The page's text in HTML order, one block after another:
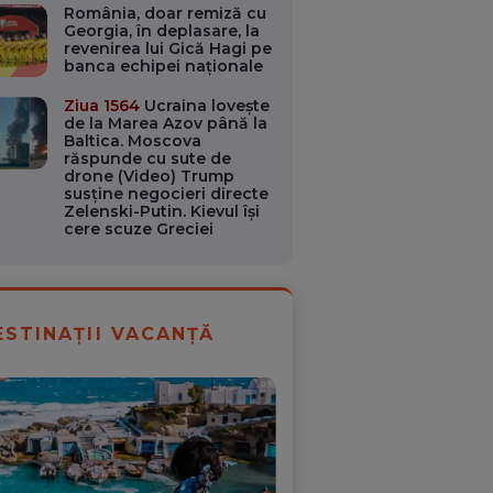
România, doar remiză cu
Georgia, în deplasare, la
revenirea lui Gică Hagi pe
banca echipei naționale
Ziua 1564 Ucraina lovește
de la Marea Azov până la
Baltica. Moscova
răspunde cu sute de
drone (Video) Trump
susține negocieri directe
Zelenski-Putin. Kievul își
cere scuze Greciei
VACANȚĂ